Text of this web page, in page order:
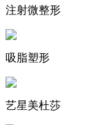
注射微整形
吸脂塑形
艺星美杜莎